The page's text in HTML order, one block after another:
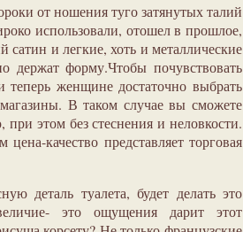
от ношения туго затянутых талий
использовали, отошел в прошлое,
сатин и легкие, хоть и металлические
держат форму.Чтобы почувствовать
теперь женщине достаточно выбрать
В таком случае вы сможете
этом без стеснения и неловкости.
качество представляет торговая
деталь туалета, будет делать это
это ощущения дарит этот